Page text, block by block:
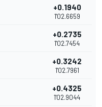
+0.1940
1'02.6659
+0.2735
1'02.7454
+0.3242
1'02.7961
+0.4325
1'02.9044